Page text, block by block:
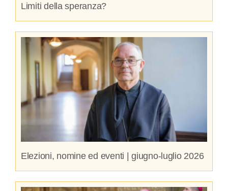
Limiti della speranza?
Elezioni, nomine ed eventi | giugno-luglio 2026